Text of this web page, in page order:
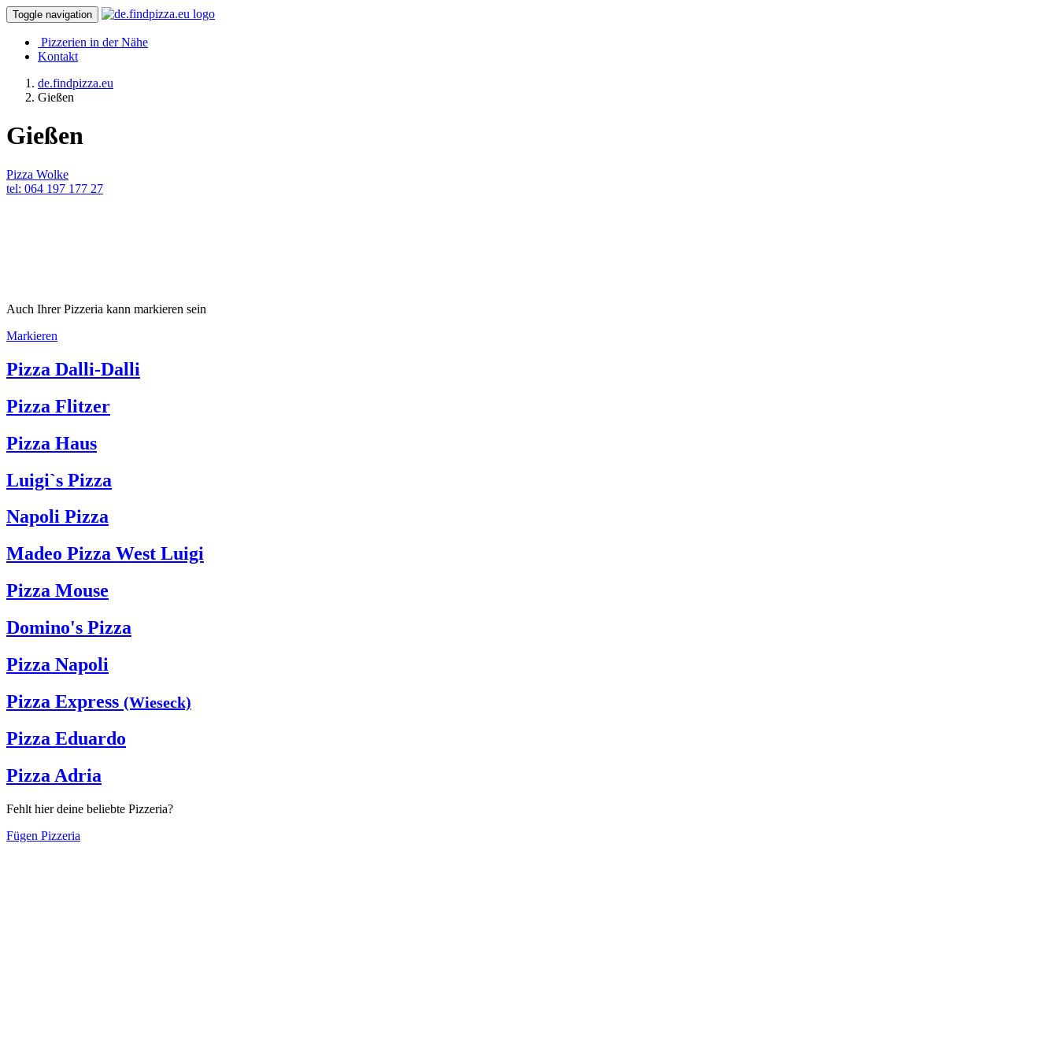
Toggle navigation
Pizzerien in der Nähe
Kontakt
de.findpizza.eu
Gießen
Gießen
Pizza Wolke
tel: 064 197 177 27
Auch Ihrer Pizzeria kann markieren sein
Markieren
Pizza Dalli-Dalli
Pizza Flitzer
Pizza Haus
Luigi`s Pizza
Napoli Pizza
Madeo Pizza West Luigi
Pizza Mouse
Domino's Pizza
Pizza Napoli
Pizza Express (Wieseck)
Pizza Eduardo
Pizza Adria
Fehlt hier deine beliebte Pizzeria?
Fügen Pizzeria